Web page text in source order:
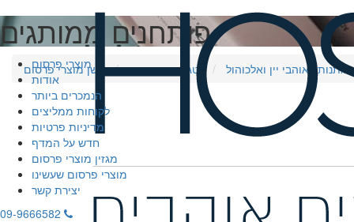
מוצרי פרסום
אודות
הנמכרים ביותר
לקוחות ממליצים
מדיניות פרטיות
חדש על המדף
מגזין מוצרי פרסום
מוצרי פרסום שעשינו
יצירת קשר
09-9666582
פותחנים ממותגים
חושן מוצרי פרסום קטגוריות נוספות מתנות לאוהבי יין ואלכוהול